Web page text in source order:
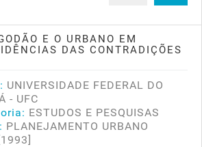
E O URBANO EM
DAS CONTRADIÇÕES
UNIVERSIDADE FEDERAL DO
- UFC
ESTUDOS E PESQUISAS
PLANEJAMENTO URBANO